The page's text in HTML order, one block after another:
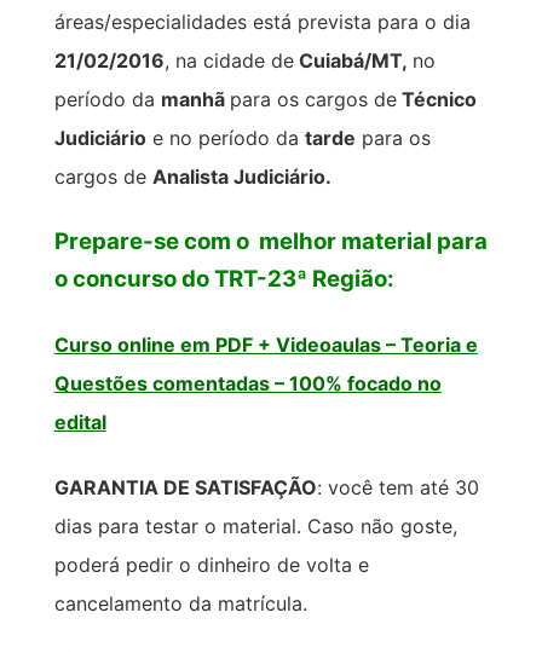
áreas/especialidades está prevista para o dia
21/02/2016, na cidade deCuiabá/MT, no
período da manhã para os cargos deTécnico
Judiciárioe no período da tarde para os
cargos de Analista Judiciário.
Prepare-se com o melhor material para
o concurso do TRT-23ª Região:
Curso online em PDF + Videoaulas – Teoria e
Questões comentadas – 100% focado no
edital
GARANTIA DE SATISFAÇÃO: você tem até 30
dias para testar o material. Caso não goste,
poderá pedir o dinheiro de volta e
cancelamento da matrícula.